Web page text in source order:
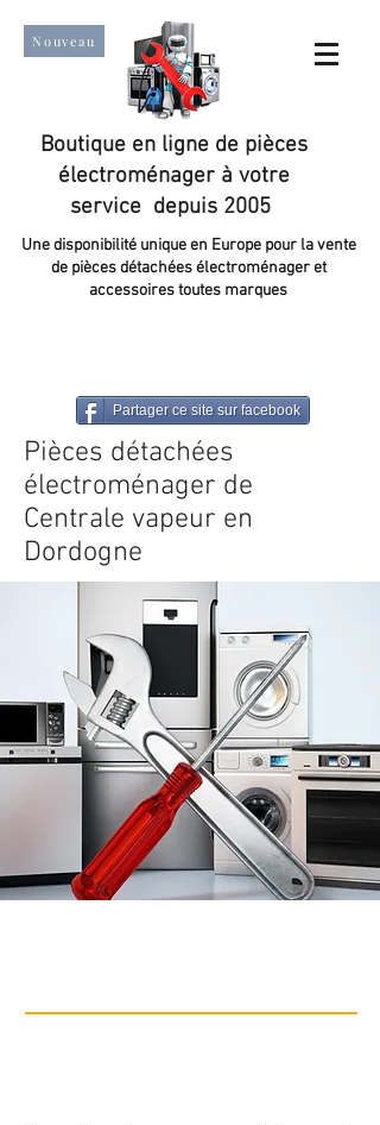
Nouveau
Boutique en ligne de pièces
électroménager à votre
service depuis 2005
Une disponibilité unique en Europe pour la vente
de pièces détachées électroménager et
accessoires toutes marques
Partager ce site sur facebook
Pièces détachées
électroménager de
Centrale vapeur en
Dordogne